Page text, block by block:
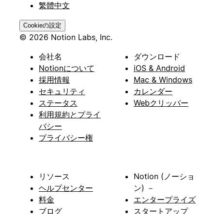
繁體中文
Cookieの設定
© 2026 Notion Labs, Inc.
会社名
Notionについて
採用情報
セキュリティ
ステータス
利用規約とプライ
バシー
プライバシー権
ダウンロード
iOS & Android
Mac & Windows
カレンダー
Webクリッパー
リソース
ヘルプセンター
料金
ブログ
Notion (ノーショ
ン) －
エンタープライズ
スタートアップ